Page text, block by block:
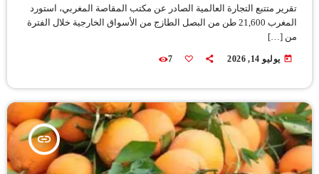
تقرير متتبع التجارة العالمية الصادر عن مكتب المقاصة المغربي، استورد
المغرب 21,600 طن من البصل الطازج من الأسواق الخارجية خلال الفترة
من […]
today يوليو 14, 2026 7
insert_link